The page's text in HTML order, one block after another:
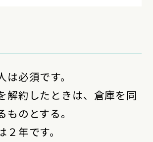
必須です。
解約したときは、倉庫を同
のとする。
年です。